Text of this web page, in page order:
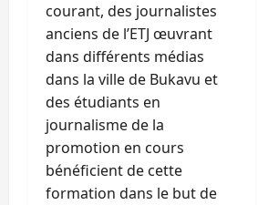
courant, des journalistes
anciens de l’ETJ œuvrant
dans différents médias
dans la ville de Bukavu et
des étudiants en
journalisme de la
promotion en cours
bénéficient de cette
formation dans le but de